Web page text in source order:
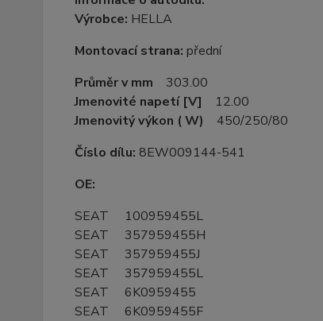
Výrobce: HELLA
Montovací strana: přední
Průměr v mm
303.00
Jmenovité napetí [V]
12.00
Jmenovitý výkon ( W) 450/250/80
Číslo dílu: 8EW009144-541
OE:
SEAT 100959455L
SEAT 357959455H
SEAT 357959455J
SEAT 357959455L
SEAT 6K0959455
SEAT 6K0959455F